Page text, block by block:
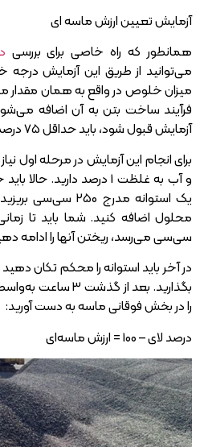
آزمایش تعیین ارزش ماسه ای
همانطور که راه خاصی برای بررسی
می‌توانید از طریق این آزمایش
میزان خلوص در واقع به همان مقدار
فرآیند ساخت بتن به آن اضافه
آزمایش قبول شود، باید حداقل 75 درصد ماسه طبیعی داشته باشد.
برای انجام این آزمایش در مرحله
یک استوانه مدرج
سی‌سی می‌رسد، ریختن آنها را ادامه
در آخر باید استوانه را محکم تکان
بگذارید. بعد از
را در بخش فوقانی ماسه به دست آورید:
درصد لای–